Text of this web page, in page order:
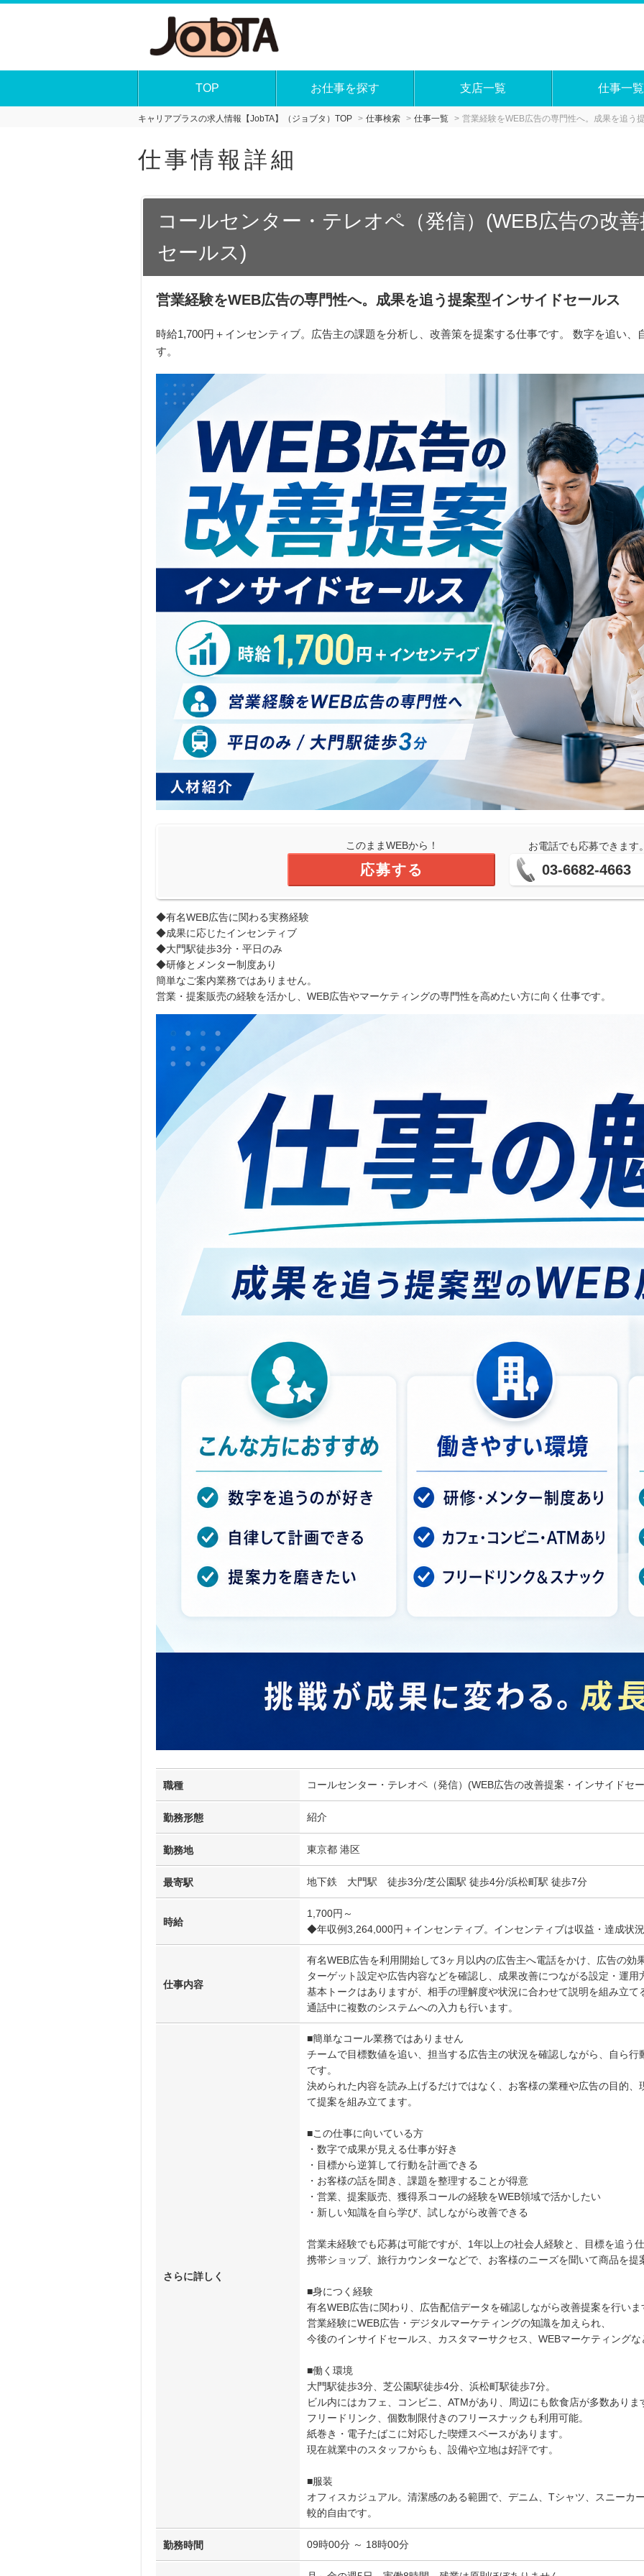
TOP お仕事を探す 支店一覧 仕事一覧
キャリアプラスの求人情報【JobTA】（ジョブタ）TOP 仕事検索 仕事一覧 営業経験をWEB広告の専門性へ。成果を追う
仕事情報詳細
コールセンター・テレオペ（発信）(WEB広告の改
セールス)
営業経験をWEB広告の専門性へ。成果を追う提案型インサイドセールス
時給1,700円＋インセンティブ。広告主の課題を分析し、改善策を提案する仕事です。 数字を追い、
す。
このままWEBから！
応募する
お電話でも応募できます
03-6682-4663
◆有名WEB広告に関わる実務経験
◆成果に応じたインセンティブ
◆大門駅徒歩3分・平日のみ
◆研修とメンター制度あり
簡単なご案内業務ではありません。
営業・提案販売の経験を活かし、WEB広告やマーケティングの専門性を高めたい方に向く仕事です。
職種 コールセンター・テレオペ（発信）(WEB広告の改善提案・インサイドセ
勤務形態 紹介
勤務地 東京都 港区
最寄駅 地下鉄 大門駅 徒歩3分/芝公園駅 徒歩4分/浜松町駅 徒歩7分
時給
1,700円～
◆年収例3,264,000円＋インセンティブ。インセンティブは収益・達成状
仕事内容
有名WEB広告を利用開始して3ヶ月以内の広告主へ電話をかけ、広告の効
ターゲット設定や広告内容などを確認し、成果改善につながる設定・運用
基本トークはありますが、相手の理解度や状況に合わせて説明を組み立て
通話中に複数のシステムへの入力も行います。
さらに詳しく
■簡単なコール業務ではありません
チームで目標数値を追い、担当する広告主の状況を確認しながら、自ら
です。
決められた内容を読み上げるだけではなく、お客様の業種や広告の目的
て提案を組み立てます。
■この仕事に向いている方
・数字で成果が見える仕事が好き
・目標から逆算して行動を計画できる
・お客様の話を聞き、課題を整理することが得意
・営業、提案販売、獲得系コールの経験をWEB領域で活かしたい
・新しい知識を自ら学び、試しながら改善できる
営業未経験でも応募は可能ですが、1年以上の社会人経験と、目標を追う
携帯ショップ、旅行カウンターなどで、お客様のニーズを聞いて商品を提
■身につく経験
有名WEB広告に関わり、広告配信データを確認しながら改善提案を行いま
営業経験にWEB広告・デジタルマーケティングの知識を加えられ、
今後のインサイドセールス、カスタマーサクセス、WEBマーケティング
■働く環境
大門駅徒歩3分、芝公園駅徒歩4分、浜松町駅徒歩7分。
ビル内にはカフェ、コンビニ、ATMがあり、周辺にも飲食店が多数ありま
フリードリンク、個数制限付きのフリースナックも利用可能。
紙巻き・電子たばこに対応した喫煙スペースがあります。
現在就業中のスタッフからも、設備や立地は好評です。
■服装
オフィスカジュアル。清潔感のある範囲で、デニム、Tシャツ、スニーカ
較的自由です。
勤務時間 09時00分 ～ 18時00分